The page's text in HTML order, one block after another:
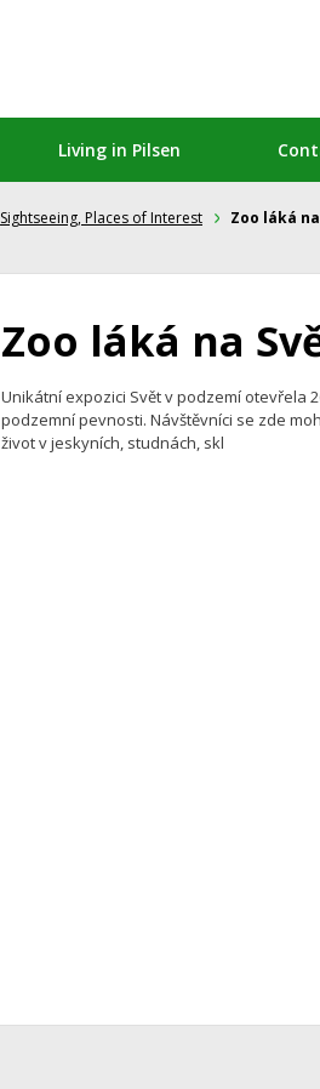
Living in Pilsen
Sightseeing, Places of Interest Zoo láká
Zoo láká na
Unikátní expozici Svět v podzemí otevřela
podzemní pevnosti. Návštěvníci se zde
život v jeskyních, studnách, skl